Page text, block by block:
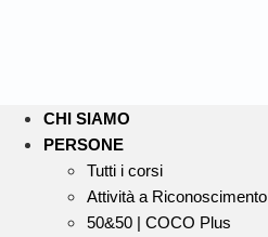
CHI SIAMO
PERSONE
Tutti i corsi
Attività a Riconoscimento
50&50 | COCO Plus